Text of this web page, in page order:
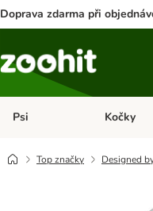
Doprava zdarma při
Psi Otevřít
Kočky
Top značky Designed